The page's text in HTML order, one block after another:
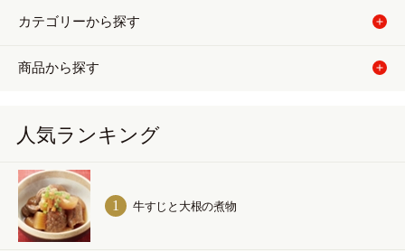
カテゴリーから探す
商品から探す
人気ランキング
牛すじと大根の煮物